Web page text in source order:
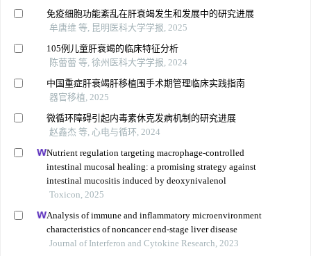
免疫细胞功能紊乱在肝衰竭发生和发展中的研究进展
牟唐维 等, 昆明医科大学学报, 2025
105例儿童肝衰竭的临床特征分析
陈蕾蕾 等, 徐州医科大学学报, 2024
中国重症肝衰竭肝移植围手术期管理临床实践指南
器官移植, 2025
微循环障碍引起内毒素休克发病机制的研究进展
赵鑫杰 等, 心电与循环, 2024
Nutrient regulation targeting macrophage-controlled
intestinal mucosal healing: a promising strategy against
intestinal mucositis induced by deoxynivalenol
Toxicon, 2025
Analysis of immune and inflammatory microenvironment
characteristics of noncancer end-stage liver disease
Journal of Interferon and Cytokine Research, 2023